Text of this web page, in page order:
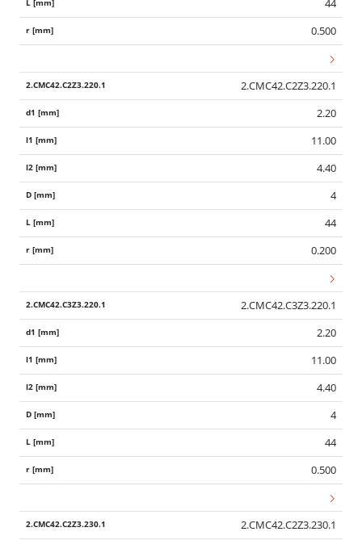
44
0.500
2.CMC42.C2Z3.220.1
2.20
11.00
4.40
4
44
0.200
2.CMC42.C3Z3.220.1
2.20
11.00
4.40
4
44
0.500
2.CMC42.C2Z3.230.1